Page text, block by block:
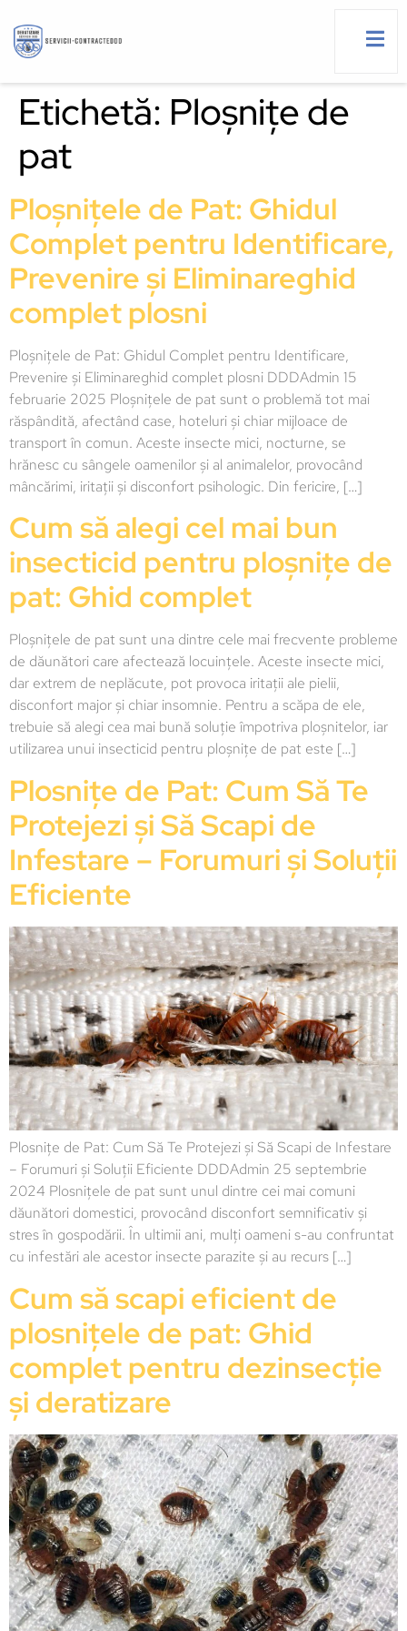
Etichetă: Ploșnițe de
pat
Ploșnițele de Pat: Ghidul
Complet pentru Identificare,
Prevenire și Eliminareghid
complet plosni
Ploșnițele de Pat: Ghidul Complet pentru Identificare,
Prevenire și Eliminareghid complet plosni DDDAdmin 15
februarie 2025 Ploșnițele de pat sunt o problemă tot mai
răspândită, afectând case, hoteluri și chiar mijloace de
transport în comun. Aceste insecte mici, nocturne, se
hrănesc cu sângele oamenilor și al animalelor, provocând
mâncărimi, iritații și disconfort psihologic. Din fericire, […]
Cum să alegi cel mai bun
insecticid pentru ploșnițe de
pat: Ghid complet
Ploșnițele de pat sunt una dintre cele mai frecvente probleme
de dăunători care afectează locuințele. Aceste insecte mici,
dar extrem de neplăcute, pot provoca iritații ale pielii,
disconfort major și chiar insomnie. Pentru a scăpa de ele,
trebuie să alegi cea mai bună soluție împotriva ploșnitelor, iar
utilizarea unui insecticid pentru ploșnițe de pat este […]
Plosnițe de Pat: Cum Să Te
Protejezi și Să Scapi de
Infestare – Forumuri și Soluții
Eficiente
Plosnițe de Pat: Cum Să Te Protejezi și Să Scapi de Infestare
– Forumuri și Soluții Eficiente DDDAdmin 25 septembrie
2024 Plosnițele de pat sunt unul dintre cei mai comuni
dăunători domestici, provocând disconfort semnificativ și
stres în gospodării. În ultimii ani, mulți oameni s-au confruntat
cu infestări ale acestor insecte parazite și au recurs […]
Cum să scapi eficient de
plosnițele de pat: Ghid
complet pentru dezinsecție
și deratizare